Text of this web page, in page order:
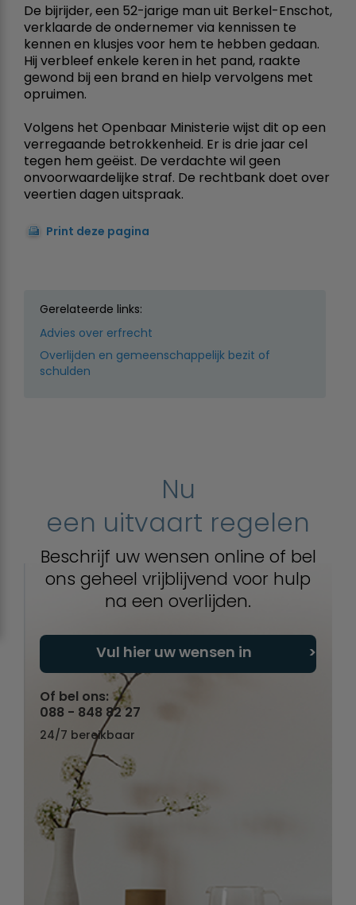
De bijrijder, een 52-jarige man uit Berkel-Enschot,
verklaarde de ondernemer via kennissen te
kennen en klusjes voor hem te hebben gedaan.
Hij verbleef enkele keren in het pand, raakte
gewond bij een brand en hielp vervolgens met
opruimen.
Volgens het Openbaar Ministerie wijst dit op een
verregaande betrokkenheid. Er is drie jaar cel
tegen hem geëist. De verdachte wil geen
onvoorwaardelijke straf. De rechtbank doet over
veertien dagen uitspraak.
Print deze pagina
Gerelateerde links:
Advies over erfrecht
Overlijden en gemeenschappelijk bezit of
schulden
Nu
een uitvaart regelen
Beschrijf uw wensen online of bel
ons geheel vrijblijvend voor hulp
na een overlijden.
Vul hier uw wensen in
Of bel ons:
088 - 848 82 27
24/7 bereikbaar